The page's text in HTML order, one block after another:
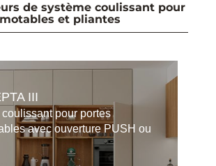
de système coulissant pour
et pliantes
III
pour portes
avec ouverture PUSH ou